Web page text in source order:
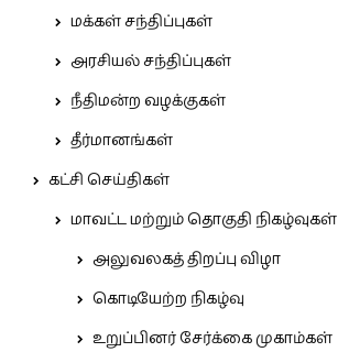
மக்கள் சந்திப்புகள்
அரசியல் சந்திப்புகள்
நீதிமன்ற வழக்குகள்
தீர்மானங்கள்
கட்சி செய்திகள்
மாவட்ட மற்றும் தொகுதி நிகழ்வுகள்
அலுவலகத் திறப்பு விழா
கொடியேற்ற நிகழ்வு
உறுப்பினர் சேர்க்கை முகாம்கள்